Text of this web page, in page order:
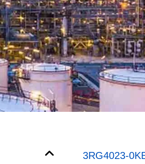
3RG4023-